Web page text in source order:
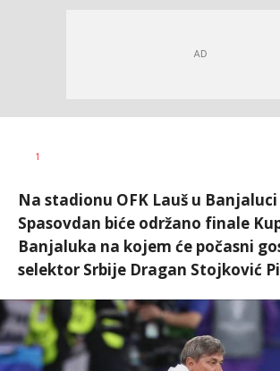
AUTOR
1
Na stadionu OFK Lauš u
Spasovdan biće održano finale
Banjaluka na kojem će počasni
selektor Srbije Dragan Stojković